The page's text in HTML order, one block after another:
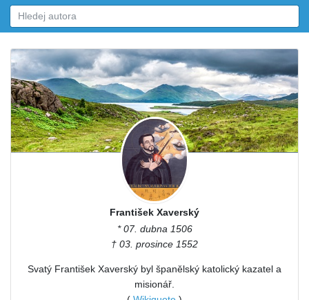
František Xaverský
* 07. dubna 1506
† 03. prosince 1552
Svatý František Xaverský byl španělský katolický kazatel a
misionář.